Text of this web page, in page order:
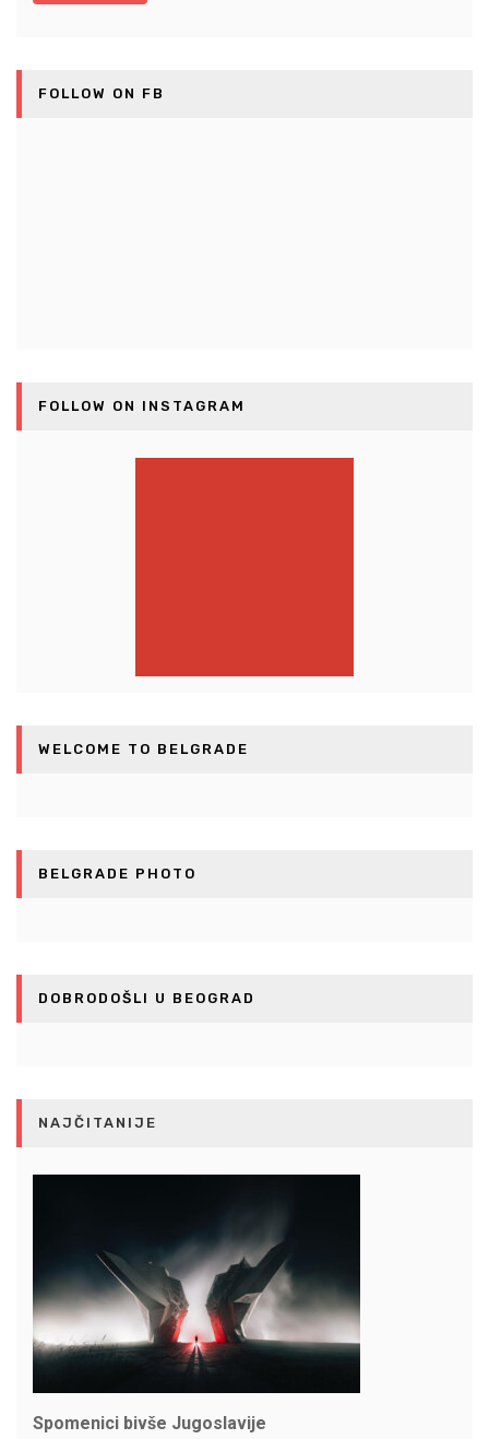
FOLLOW ON FB
FOLLOW ON INSTAGRAM
WELCOME TO BELGRADE
BELGRADE PHOTO
DOBRODOŠLI U BEOGRAD
NAJČITANIJE
Spomenici bivše Jugoslavije